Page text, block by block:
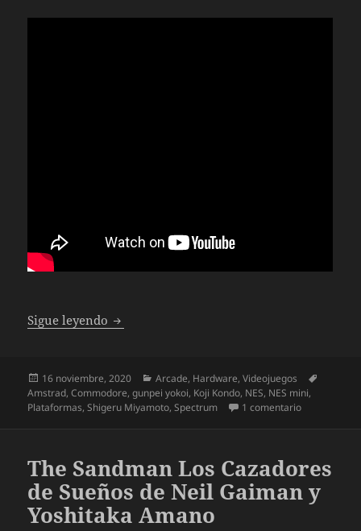
Sigue leyendo Unboxing Nintendo Game and Watch
Publicado
el
16 noviembre, 2020 Categorías
Arcade, Hardware,Videojuegos
Amstrad,Commodore,gunpei yokoi, Koji Kondo, NES, NES mini,
Plataformas,Shigeru Miyamoto,Spectrum 1 comentarioen Unboxing
The Sandman Los Cazadores
de Sueños de Neil Gaiman y
Yoshitaka Amano